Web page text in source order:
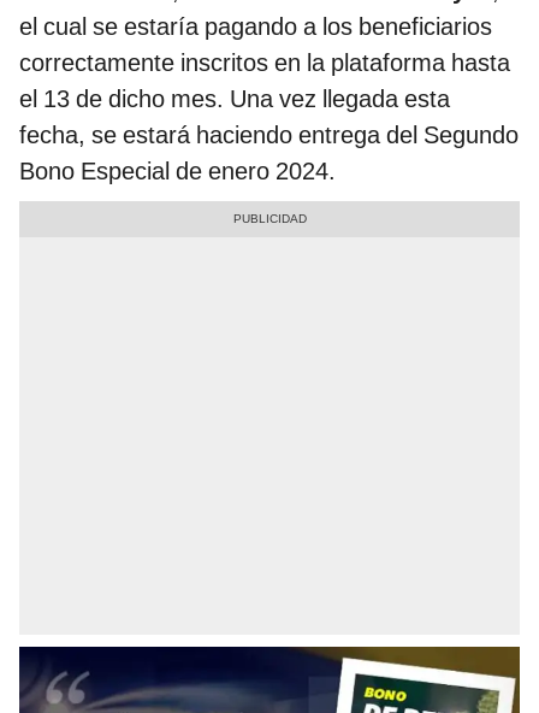
el cual se estaría pagando a los beneficiarios
correctamente inscritos en la plataforma hasta
el 13 de dicho mes. Una vez llegada esta
fecha, se estará haciendo entrega del Segundo
Bono Especial de enero 2024.